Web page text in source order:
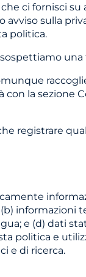
ci fornisci su
sulla
politica.
la sezione
registrare
informazioni
e (d) dati
politica e
e di ricerca.